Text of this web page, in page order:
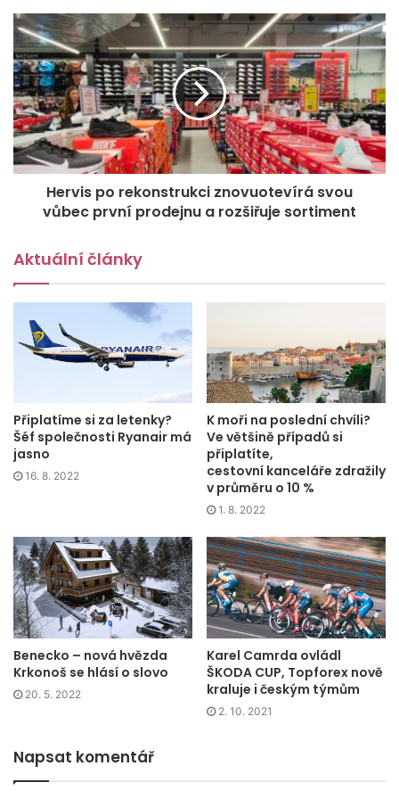
Hervis po rekonstrukci znovuotevírá svou
vůbec první prodejnu a rozšiřuje sortiment
Aktuální články
Připlatíme si za letenky?
Šéf společnosti Ryanair má
jasno
16. 8. 2022
K moři na poslední chvíli?
Ve většině případů si
připlatíte,
cestovní kanceláře zdražily
v průměru o 10 %
1. 8. 2022
Benecko – nová hvězda
Krkonoš se hlásí o slovo
20. 5. 2022
Karel Camrda ovládl
ŠKODA CUP, Topforex nově
kraluje i českým týmům
2. 10. 2021
Napsat komentář